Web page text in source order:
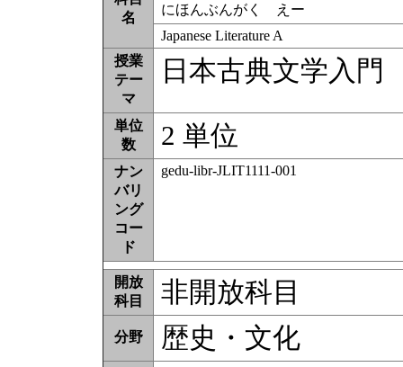
名
にほんぶんがく えー
Japanese Literature A
授業
テー
マ
日本古典文学入門
単位
数
2 単位
ナン
バリ
ング
コー
ド
gedu-libr-JLIT1111-001
開放
科目
非開放科目
分野 歴史・文化